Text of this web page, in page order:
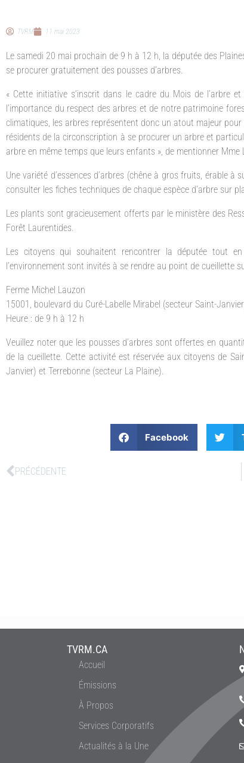
TVRM 11 mai 2023
Le samedi 20 mai prochain de 9 h à 12 h, la députée des
se procurer gratuitement des pousses d’arbres.
« Cette initiative s’inscrit dans le cadre du Mois de l’arbre
l’importance du respect des arbres et de notre patrimoine
climatiques, les arbres représentent donc un atout majeur
résidents de la circonscription à se procurer un arbre et
arbre en même temps que leurs enfants », de mentionner Mme
Une variété d’essences d’arbres (chêne à gros fruits, érable
consulter les fiches techniques de chaque espèce d’arbre sur
Les plants sont gracieusement offerts par le ministère des
Forêt Laurentides.
Les citoyens qui souhaitent rencontrer la députée tout
l’environnement sont invités à se rendre au point de cueillette
Ferme Michel Lauzon
15001, boulevard du Curé-Labelle Mirabel (secteur Saint-
Heure : de 9 h à 12 h
Veuillez noter que les pousses d’arbres sont offertes en
de la cueillette. Cette activité est réservée aux citoyens de
Janvier) et Terrebonne (secteur La Plaine).
Facebook
PRÉCÉDENTE
TVRM.CA
Accueil
Émissions
À Propos
Services Corporatifs
Actualités à la Une